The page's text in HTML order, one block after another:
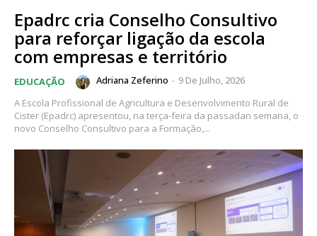
Epadrc cria Conselho Consultivo
para reforçar ligação da escola
com empresas e território
EDUCAÇÃO Adriana Zeferino - 9 De Julho, 2026
A Escola Profissional de Agricultura e Desenvolvimento Rural de
Cister (Epadrc) apresentou, na terça-feira da passadan semana, o
novo Conselho Consultivo para a Formação,...